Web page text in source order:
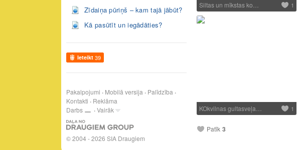
Zīdaiņa pūriņš – kam tajā jābūt?
Kā pasūtīt un iegādāties?
Ieteikt 39
Pakalpojumi Mobilā versija
Palīdzība
Kontakti
Reklāma
Darbs
Vairāk
© 2004 - 2026 SIA Draugiem
Siltas un mīkstas ko… 1
KOkvilnas gultasveļa… 1
Patīk 3